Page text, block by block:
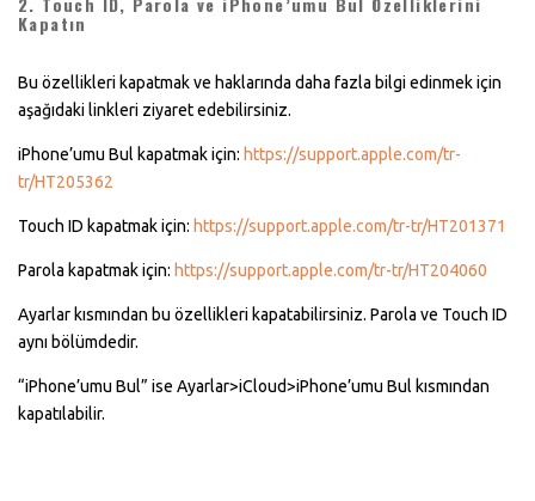
Kapatın
Bu özellikleri kapatmak ve haklarında daha fazla bilgi edinmek için
aşağıdaki linkleri ziyaret edebilirsiniz.
iPhone’umu Bul kapatmak için: https://support.apple.com/tr-
tr/HT205362
Touch ID kapatmak için: https://support.apple.com/tr-tr/HT201371
Parola kapatmak için: https://support.apple.com/tr-tr/HT204060
Ayarlar kısmından bu özellikleri kapatabilirsiniz. Parola ve Touch ID
aynı bölümdedir.
“iPhone’umu Bul” ise Ayarlar>iCloud>iPhone’umu Bul kısmından
kapatılabilir.